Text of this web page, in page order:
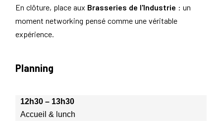
En clôture, place aux Brasseries de l'Industrie : un
moment networking pensé comme une véritable
expérience.
Planning
12h30 – 13h30
Accueil & lunch